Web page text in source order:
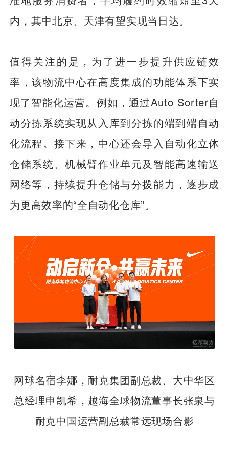
内，其中北京、天津有望实现当日达。
值得关注的是，为了进一步提升供应链效
率，该物流中心在高度集成的功能体系下实
现了智能化运营。例如，通过Auto Sorter自
动分拣系统实现从入库到分拣的端到端自动
化流程。接下来，中心还会导入自动化立体
仓储系统、机械臂作业单元及智能高速输送
网络等，持续提升仓储与分拨能力，逐步成
为更高效率的“全自动化仓库”。
网球名宿李娜，耐克集团副总裁、大中华区
总经理申凯希，越海全球物流董事长张泉与
耐克中国运营副总裁常远现场合影